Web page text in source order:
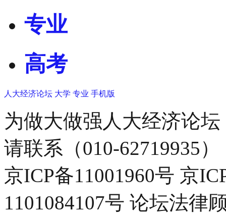
专业
高考
人大经济论坛 大学 专业 手机版
为做大做强人大经济论
请联系（010-62719935）
京ICP备11001960号 京
1101084107号 论坛法律